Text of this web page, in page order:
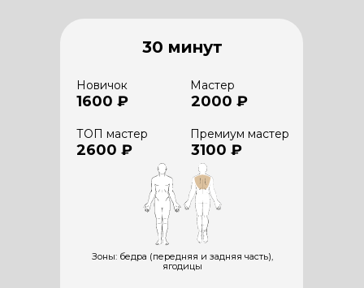
30 минут
2000 ₽
Новичок Мастер
1600 ₽
Зоны: бедра (передняя и задняя часть),
ягодицы
3100 ₽
ТОП мастер Премиум мастер
2600 ₽